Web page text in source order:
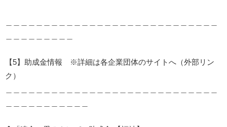
【5】助成金情報 ※詳細は各企業団体のサイトへ（外部リン
ク）